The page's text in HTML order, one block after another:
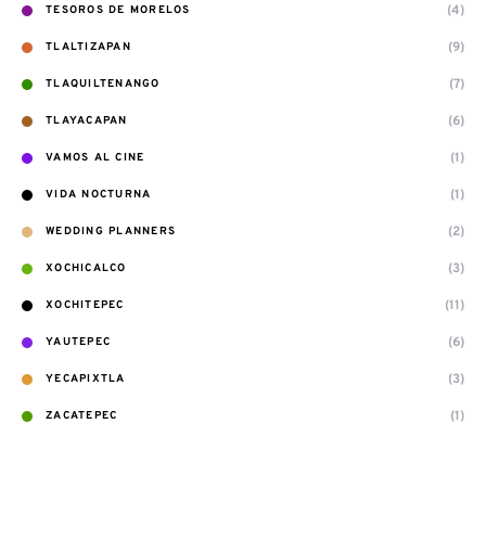
TESOROS DE MORELOS (4)
TLALTIZAPAN (9)
TLAQUILTENANGO (7)
TLAYACAPAN (6)
VAMOS AL CINE (1)
VIDA NOCTURNA (1)
WEDDING PLANNERS (2)
XOCHICALCO (3)
XOCHITEPEC (11)
YAUTEPEC (6)
YECAPIXTLA (3)
ZACATEPEC (1)